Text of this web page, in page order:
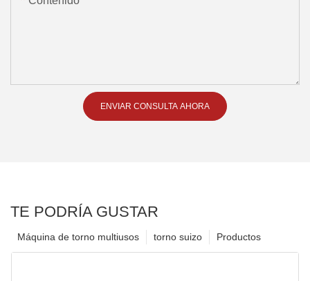
ENVIAR CONSULTA AHORA
TE PODRÍA GUSTAR
Productos
torno suizo
Máquina de torno multiusos